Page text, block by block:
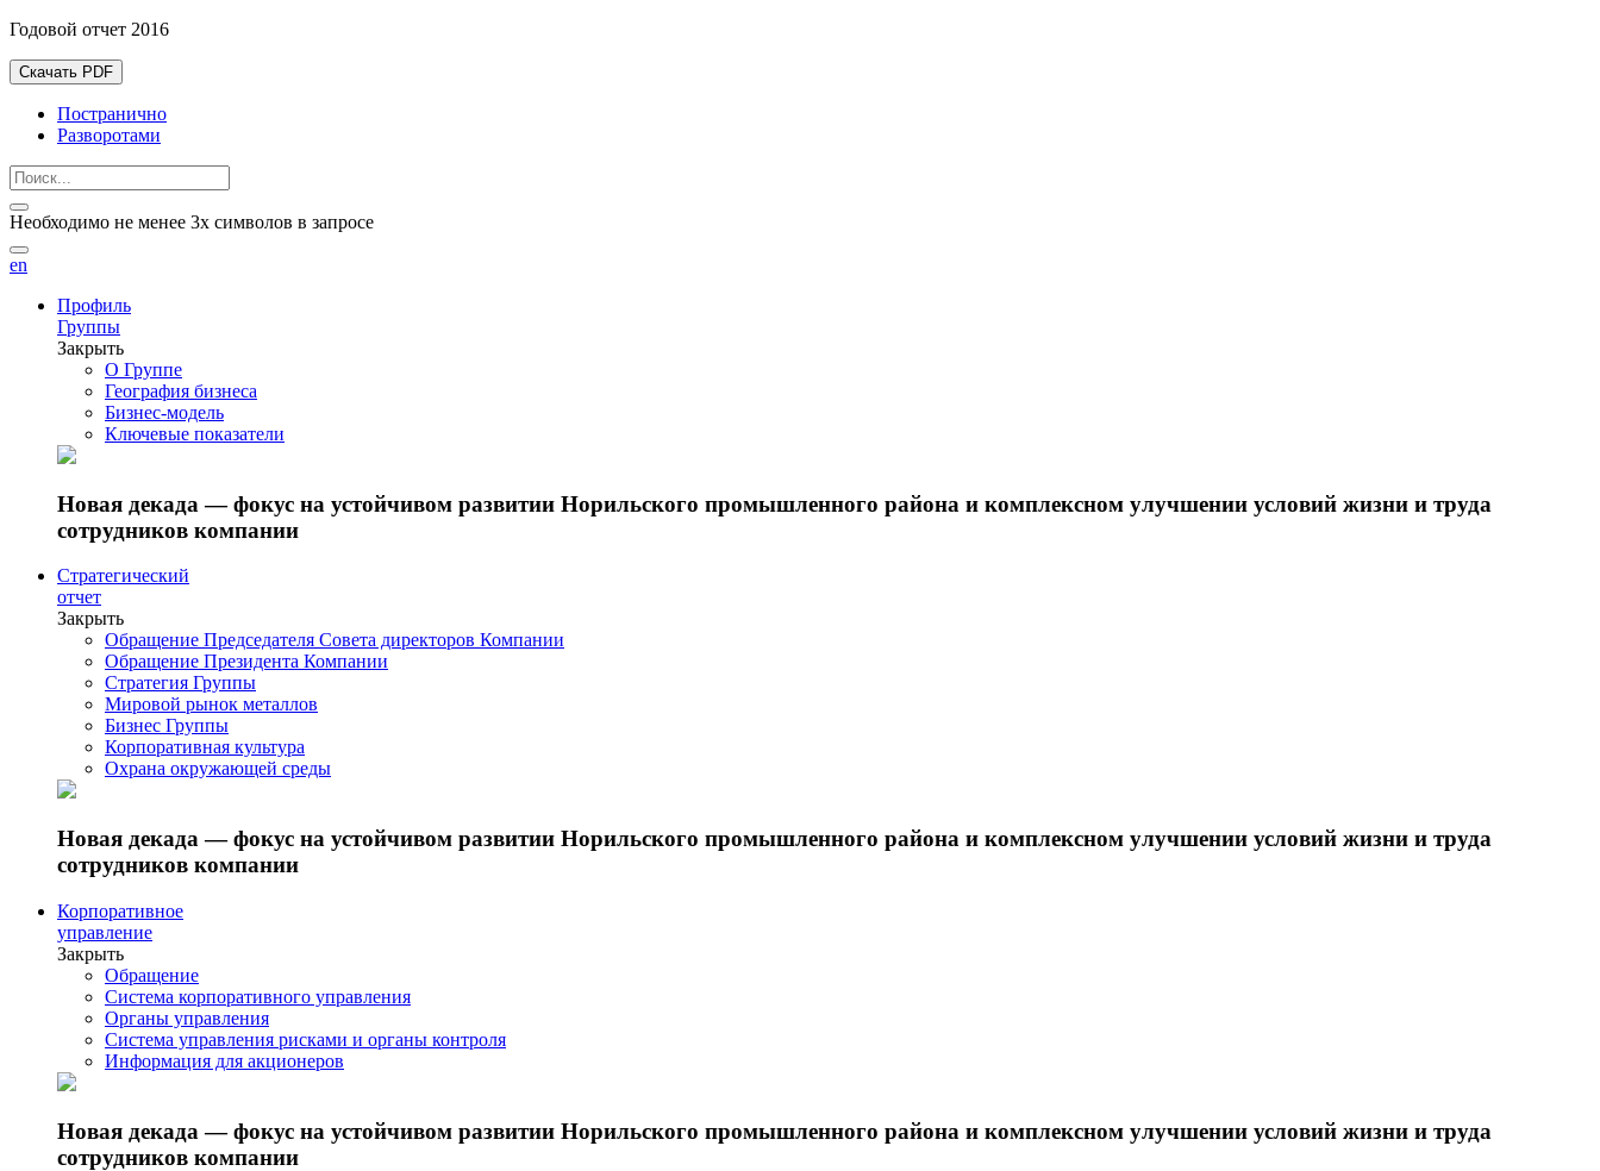
Годовой отчет 2016
Скачать PDF
Постранично
Разворотами
Необходимо не менее 3х символов в запросе
en
Профиль
Группы
Закрыть
О Группе
География бизнеса
Бизнес-модель
Ключевые показатели
Новая декада — фокус на устойчивом развитии Норильского промышленного района и комплексном улучшении условий жизни и труда
сотрудников компании
Стратегический
отчет
Закрыть
Обращение Председателя Совета директоров Компании
Обращение Президента Компании
Стратегия Группы
Мировой рынок металлов
Бизнес Группы
Корпоративная культура
Охрана окружающей среды
Новая декада — фокус на устойчивом развитии Норильского промышленного района и комплексном улучшении условий жизни и труда
сотрудников компании
Корпоративное
управление
Закрыть
Обращение
Система корпоративного управления
Органы управления
Система управления рисками и органы контроля
Информация для акционеров
Новая декада — фокус на устойчивом развитии Норильского промышленного района и комплексном улучшении условий жизни и труда
сотрудников компании